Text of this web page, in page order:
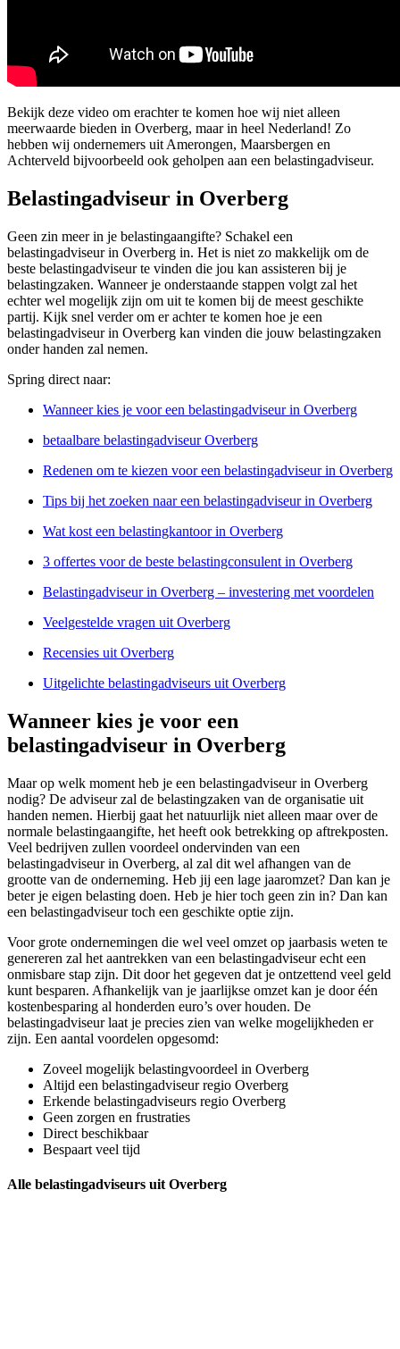
Bekijk deze video om erachter te komen hoe wij niet alleen
meerwaarde bieden in Overberg, maar in heel Nederland! Zo
hebben wij ondernemers uit Amerongen, Maarsbergen en
Achterveld bijvoorbeeld ook geholpen aan een belastingadviseur.
Belastingadviseur in Overberg
Geen zin meer in je belastingaangifte? Schakel een
belastingadviseur in Overberg in. Het is niet zo makkelijk om de
beste belastingadviseur te vinden die jou kan assisteren bij je
belastingzaken. Wanneer je onderstaande stappen volgt zal het
echter wel mogelijk zijn om uit te komen bij de meest geschikte
partij. Kijk snel verder om er achter te komen hoe je een
belastingadviseur in Overberg kan vinden die jouw belastingzaken
onder handen zal nemen.
Spring direct naar:
Wanneer kies je voor een belastingadviseur in Overberg
betaalbare belastingadviseur Overberg
Redenen om te kiezen voor een belastingadviseur in Overberg
Tips bij het zoeken naar een belastingadviseur in Overberg
Wat kost een belastingkantoor in Overberg
3 offertes voor de beste belastingconsulent in Overberg
Belastingadviseur in Overberg – investering met voordelen
Veelgestelde vragen uit Overberg
Recensies uit Overberg
Uitgelichte belastingadviseurs uit Overberg
Wanneer kies je voor een
belastingadviseur in Overberg
Maar op welk moment heb je een belastingadviseur in Overberg
nodig? De adviseur zal de belastingzaken van de organisatie uit
handen nemen. Hierbij gaat het natuurlijk niet alleen maar over de
normale belastingaangifte, het heeft ook betrekking op aftrekposten.
Veel bedrijven zullen voordeel ondervinden van een
belastingadviseur in Overberg, al zal dit wel afhangen van de
grootte van de onderneming. Heb jij een lage jaaromzet? Dan kan je
beter je eigen belasting doen. Heb je hier toch geen zin in? Dan kan
een belastingadviseur toch een geschikte optie zijn.
Voor grote ondernemingen die wel veel omzet op jaarbasis weten te
genereren zal het aantrekken van een belastingadviseur echt een
onmisbare stap zijn. Dit door het gegeven dat je ontzettend veel geld
kunt besparen. Afhankelijk van je jaarlijkse omzet kan je door één
kostenbesparing al honderden euro’s over houden. De
belastingadviseur laat je precies zien van welke mogelijkheden er
zijn. Een aantal voordelen opgesomd:
Zoveel mogelijk belastingvoordeel in Overberg
Altijd een belastingadviseur regio Overberg
Erkende belastingadviseurs regio Overberg
Geen zorgen en frustraties
Direct beschikbaar
Bespaart veel tijd
Alle belastingadviseurs uit Overberg